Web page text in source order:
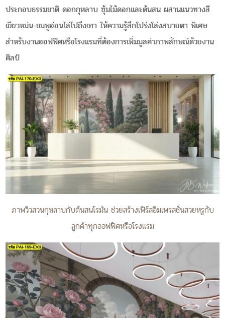
ประกอบธรรมชาติ ดอกกุหลาบ ซุ้มไม้ดอกและต้นสน ผสานแนวทางสี
เขียวหม่น-ชมพูอ่อนไล่ไปถึงเทา ให้ความรู้สึกโปร่งโล่งสบายตา พิเศษ
สำหรับงานออฟฟิศหรือโรงแรมที่ต้องการเพิ่มมูลค่าภาพลักษณ์ด้วยงาน
ศิลป์
ภาพวิวสวนกุหลาบกับต้นสนโรมัน ช่วยสร้างเฟิร์สอิมเพรสชั่นสวยหรูกับ
ลูกค้าทุกออฟฟิศหรือโรงแรม